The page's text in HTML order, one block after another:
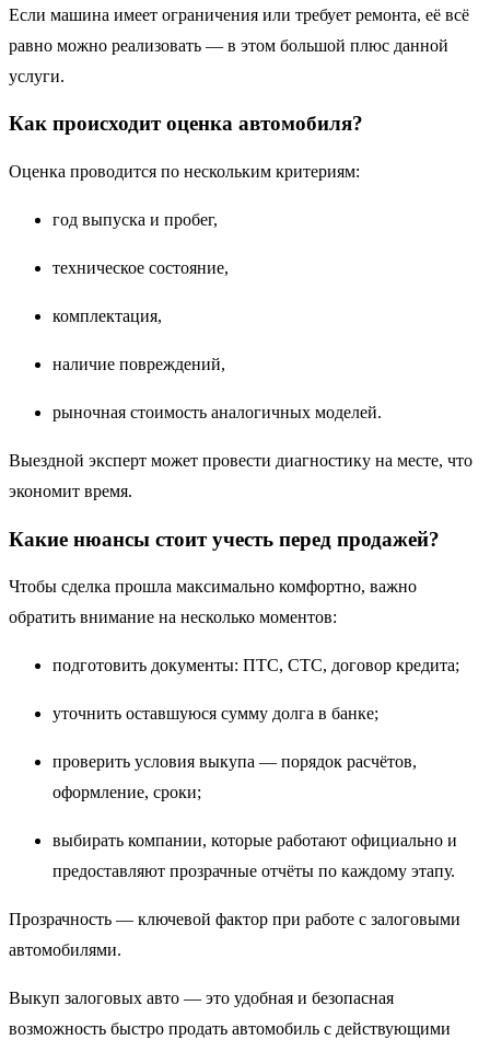
Если машина имеет ограничения или требует ремонта, её всё
равно можно реализовать — в этом большой плюс данной
услуги.
Как происходит оценка автомобиля?
Оценка проводится по нескольким критериям:
год выпуска и пробег,
техническое состояние,
комплектация,
наличие повреждений,
рыночная стоимость аналогичных моделей.
Выездной эксперт может провести диагностику на месте, что
экономит время.
Какие нюансы стоит учесть перед продажей?
Чтобы сделка прошла максимально комфортно, важно
обратить внимание на несколько моментов:
подготовить документы: ПТС, СТС, договор кредита;
уточнить оставшуюся сумму долга в банке;
проверить условия выкупа — порядок расчётов,
оформление, сроки;
выбирать компании, которые работают официально и
предоставляют прозрачные отчёты по каждому этапу.
Прозрачность — ключевой фактор при работе с залоговыми
автомобилями.
Выкуп залоговых авто — это удобная и безопасная
возможность быстро продать автомобиль с действующими